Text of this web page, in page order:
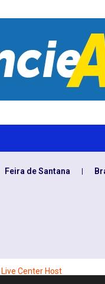
Feira de Santana
Live Center Host